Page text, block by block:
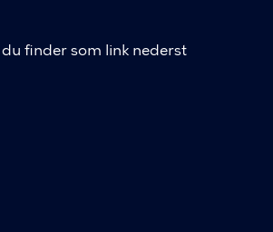
finder som link nederst
klage